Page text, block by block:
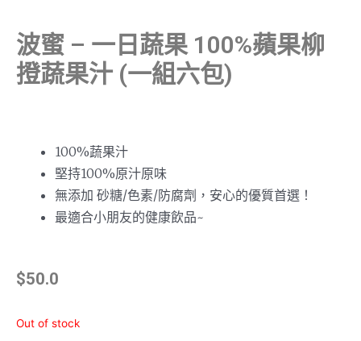
波蜜 – 一日蔬果 100%蘋果柳
撜蔬果汁 (一組六包)
100%蔬果汁
堅持100%原汁原味
無添加 砂糖/色素/防腐劑，安心的優質首選！
最適合小朋友的健康飲品~
$50.0
Out of stock